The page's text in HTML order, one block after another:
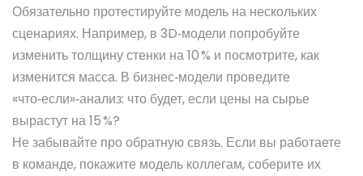
Обязательно протестируйте модель на нескольких
сценариях. Например, в 3D‑модели попробуйте
изменить толщину стенки на 10 % и посмотрите, как
изменится масса. В бизнес‑модели проведите
«что‑если»‑анализ: что будет, если цены на сырье
вырастут на 15 %?
Не забывайте про обратную связь. Если вы работаете
в команде, покажите модель коллегам, соберите их